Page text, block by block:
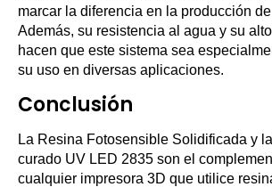
marcar la diferencia en la producción
Además, su resistencia al agua y su
hacen que este sistema sea
su uso en diversas aplicaciones.
Conclusión
La Resina Fotosensible Solidificada y
curado UV LED 2835 son el
cualquier impresora 3D que utilice